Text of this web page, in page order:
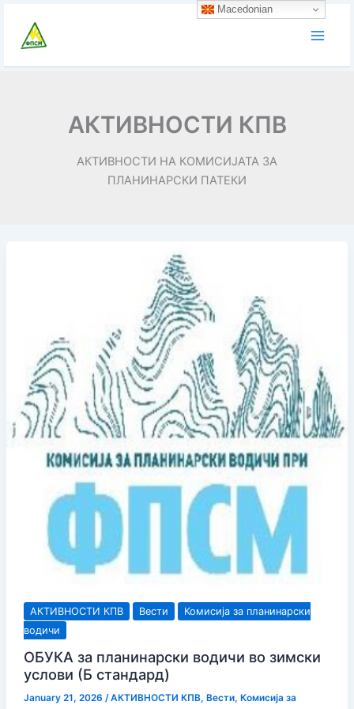
content
АКТИВНОСТИ КПВ
АКТИВНОСТИ НА КОМИСИЈАТА ЗА
ПЛАНИНАРСКИ ПАТЕКИ
АКТИВНОСТИ КПВ Вести
Комисија за планинарски
водичи
ОБУКА за планинарски водичи во зимски
услови (Б стандард)
January 21, 2026 /АКТИВНОСТИ КПВ, Вести, Комисија за
Macedonian